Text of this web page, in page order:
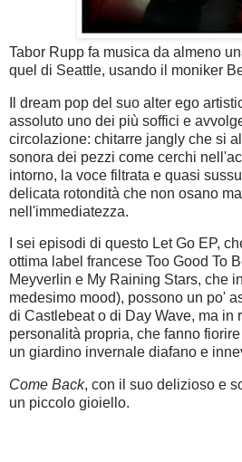
Tabor Rupp fa musica da almeno
quel di Seattle, usando il moniker
Il dream pop del suo alter ego
assoluto uno dei più soffici e
circolazione: chitarre jangly che si
sonora dei pezzi come cerchi
intorno, la voce filtrata e quasi
delicata rotondità che non osano
nell'immediatezza.
I sei episodi di questo Let Go EP,
ottima label francese Too Good To
Meyverlin e My Raining Stars, che
medesimo mood), possono un po'
di Castlebeat o di Day Wave, ma in
personalità propria, che fanno
un giardino invernale diafano e
Come Back, con il suo delizioso e
un piccolo gioiello.